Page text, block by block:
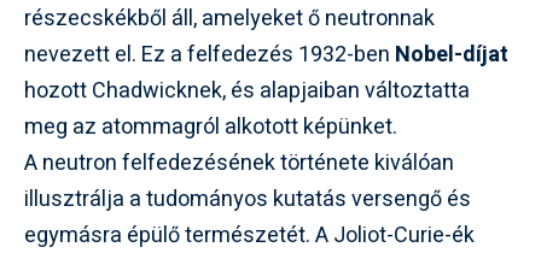
részecskékből áll, amelyeket ő neutronnak
nevezett el. Ez a felfedezés 1932-ben Nobel-díjat
hozott Chadwicknek, és alapjaiban változtatta
meg az atommagról alkotott képünket.
A neutron felfedezésének története kiválóan
illusztrálja a tudományos kutatás versengő és
egymásra épülő természetét. A Joliot-Curie-ék